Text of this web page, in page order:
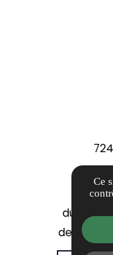
du Mardi
de 09h00
Ce